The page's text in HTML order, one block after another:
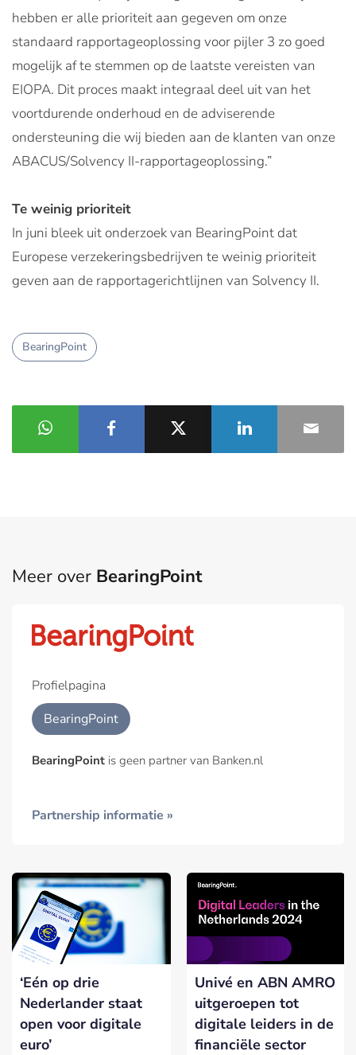
hebben er alle prioriteit aan gegeven om onze
standaard rapportageoplossing voor pijler 3 zo goed
mogelijk af te stemmen op de laatste vereisten van
EIOPA. Dit proces maakt integraal deel uit van het
voortdurende onderhoud en de adviserende
ondersteuning die wij bieden aan de klanten van onze
ABACUS/Solvency II-rapportageoplossing.”
Te weinig prioriteit
In juni bleek uit onderzoek van BearingPoint dat
Europese verzekeringsbedrijven te weinig prioriteit
geven aan de rapportagerichtlijnen van Solvency II.
BearingPoint
Meer over BearingPoint
Profielpagina
BearingPoint
BearingPoint is geen partner van Banken.nl
Partnership informatie »
‘Eén op drie
Nederlander staat
open voor digitale
euro’
Univé en ABN AMRO
uitgeroepen tot
digitale leiders in de
financiële sector